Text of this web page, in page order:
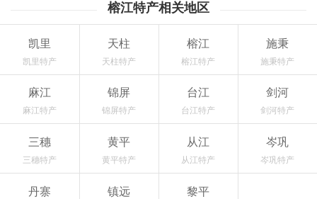
榕江特产相关地区
凯里
凯里特产
天柱
天柱特产
榕江
榕江特产
施秉
施秉特产
麻江
麻江特产
锦屏
锦屏特产
台江
台江特产
剑河
剑河特产
三穗
三穗特产
黄平
黄平特产
从江
从江特产
岑巩
岑巩特产
丹寨 镇远 黎平